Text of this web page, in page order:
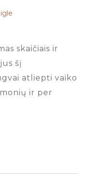
skaičiais ir
šį
atliepti vaiko
ir per